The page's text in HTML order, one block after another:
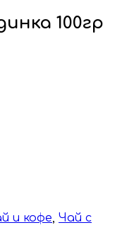
100гр
и кофе, Чай с